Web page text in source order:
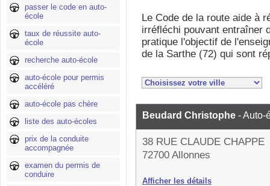
passer le code en auto-
école
taux de réussite auto-
école
recherche auto-école
auto-école pour permis
accéléré
auto-école pas chère
liste des auto-écoles
prix de la conduite
accompagnée
examen du permis de
conduire
Le Code de la route aide à
irréfléchi pouvant entraîner
pratique l'objectif de
de la Sarthe (72) qui sont
Beudard Christophe - Auto-
38 RUE CLAUDE CHAPPE
72700 Allonnes
Afficher les détails